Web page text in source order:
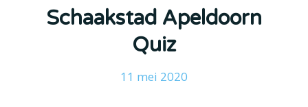
Schaakstad Apeldoorn
Quiz
11 mei 2020